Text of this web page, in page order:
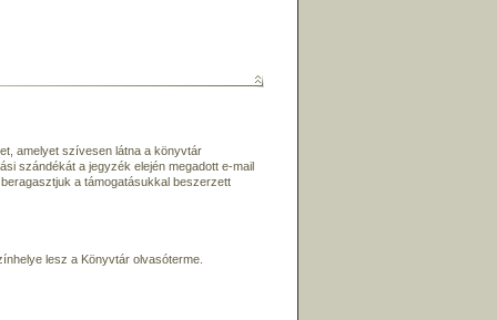
amelyet szívesen látna a könyvtár
szándékát a jegyzék elején megadott e-mail
a támogatásukkal beszerzett
lesz a Könyvtár olvasóterme.